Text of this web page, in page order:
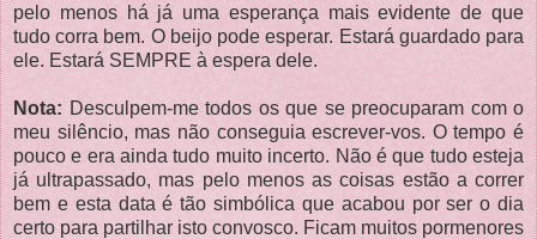
pelo menos há já uma esperança mais evidente de que
tudo corra bem. O beijo pode esperar. Estará guardado para
ele. Estará SEMPRE à espera dele.
Nota: Desculpem-me todos os que se preocuparam com o
meu silêncio, mas não conseguia escrever-vos. O tempo é
pouco e era ainda tudo muito incerto. Não é que tudo esteja
já ultrapassado, mas pelo menos as coisas estão a correr
bem e esta data é tão simbólica que acabou por ser o dia
certo para partilhar isto convosco. Ficam muitos pormenores